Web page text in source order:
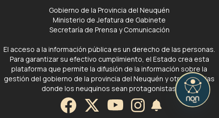
Gobierno de la Provincia del Neuquén
Ministerio de Jefatura de Gabinete
Secretaría de Prensa y Comunicación
El acceso a la información pública es un derecho de las personas.
Para garantizar su efectivo cumplimiento, el Estado crea esta
plataforma que permite la difusión de la información sobre la
gestión del gobierno de la provincia del Neuquén y otras noticias
donde los neuquinos sean protagonistas.